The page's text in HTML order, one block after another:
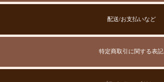
配送/お支払いなど
特定商取引に関する表記